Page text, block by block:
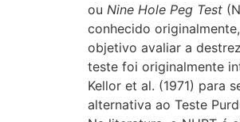
ou Nine Hole Peg Test
conhecido
objetivo avaliar a
teste foi originalmente
Kellor et al. (1971) para
alternativa ao Teste